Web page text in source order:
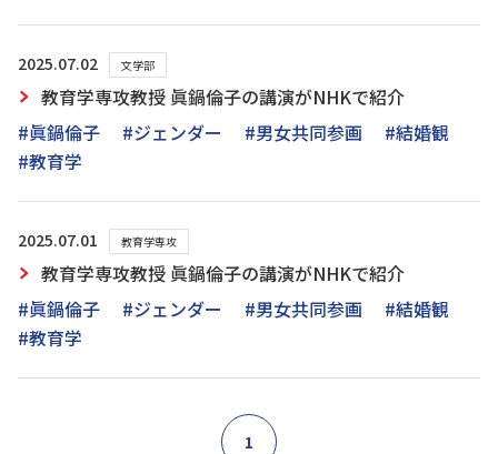
2025.07.02 文学部
教育学専攻教授 眞鍋倫子の講演がNHKで紹介
#眞鍋倫子
#ジェンダー #男女共同参画
#結婚観
#教育学
2025.07.01 教育学専攻
教育学専攻教授 眞鍋倫子の講演がNHKで紹介
#眞鍋倫子
#ジェンダー #男女共同参画
#結婚観
#教育学
1